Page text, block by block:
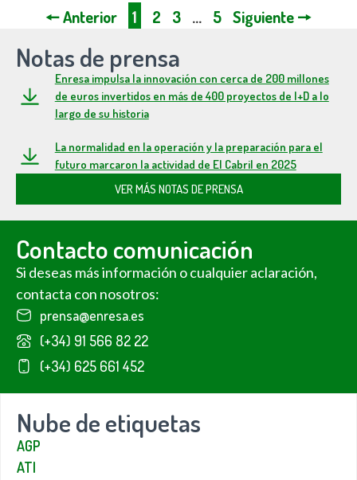
🠔 Anterior 1 2 3 … 5 Siguiente 🠖
Notas de prensa
Enresa impulsa la innovación con cerca de 200 millones
de euros invertidos en más de 400 proyectos de I+D a lo
largo de su historia
La normalidad en la operación y la preparación para el
futuro marcaron la actividad de El Cabril en 2025
VER MÁS NOTAS DE PRENSA
Contacto comunicación
Si deseas más información o cualquier aclaración,
contacta con nosotros:
prensa@enresa.es
(+34) 91 566 82 22
(+34) 625 661 452
Nube de etiquetas
AGP
ATI